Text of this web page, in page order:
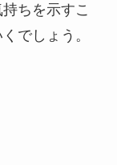
ちを示すこ
でしょう。